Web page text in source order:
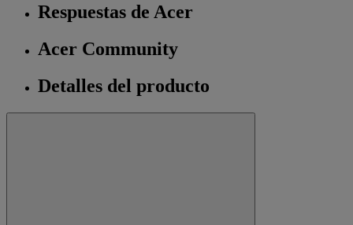
Respuestas de Acer
Acer Community
Detalles del producto